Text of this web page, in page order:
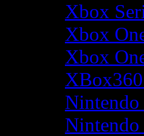
Xbox
Xbox
Xbox
XBox360
Nintendo
Nintendo